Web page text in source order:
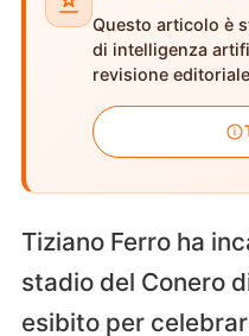
Questo articolo è
di intelligenza
revisione
Tiziano Ferro ha
stadio del Conero
esibito per